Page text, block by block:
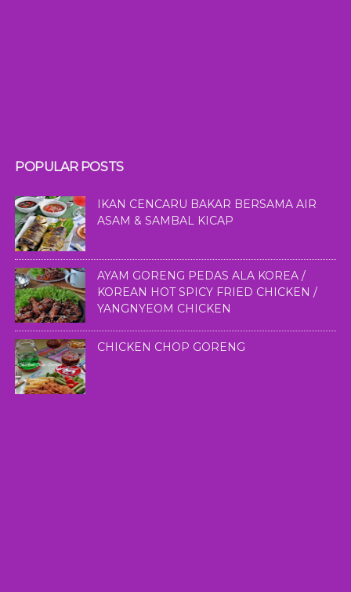
POPULAR POSTS
IKAN CENCARU BAKAR BERSAMA AIR
ASAM & SAMBAL KICAP
AYAM GORENG PEDAS ALA KOREA /
KOREAN HOT SPICY FRIED CHICKEN /
YANGNYEOM CHICKEN
CHICKEN CHOP GORENG